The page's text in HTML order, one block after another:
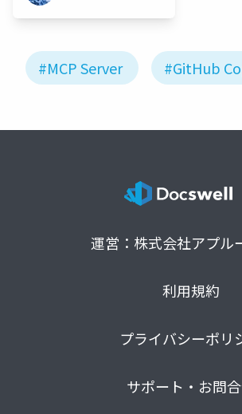
#MCP Server #GitHub
運営：株式会社アプル
利用規約
プライバシーポリ
サポート・お問